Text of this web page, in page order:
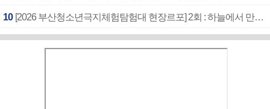
10 [2026 부산청소년극지체험탐험대 현장르포] 2회 : 하늘에서 만난 얼음의 나라